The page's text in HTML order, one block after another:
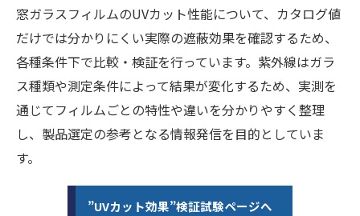
窓ガラスフィルムのUVカット性能について、カタログ値
だけでは分かりにくい実際の遮蔽効果を確認するため、
各種条件下で比較・検証を行っています。紫外線はガラ
ス種類や測定条件によって結果が変化するため、実測を
通じてフィルムごとの特性や違いを分かりやすく整理
し、製品選定の参考となる情報発信を目的としていま
す。
”UVカット効果”検証試験ページへ